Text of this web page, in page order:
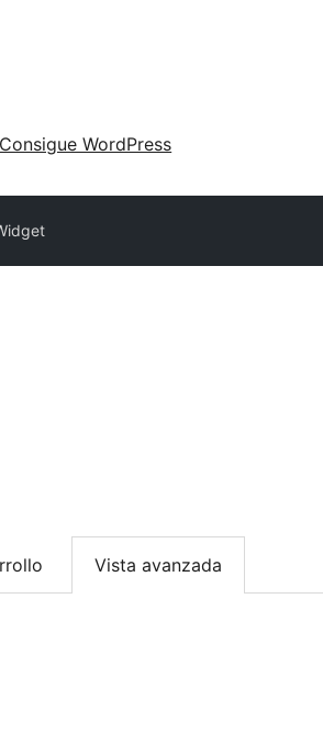
Consigue WordPress
Vista avanzada